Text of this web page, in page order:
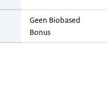
Geen Biobased
Bonus